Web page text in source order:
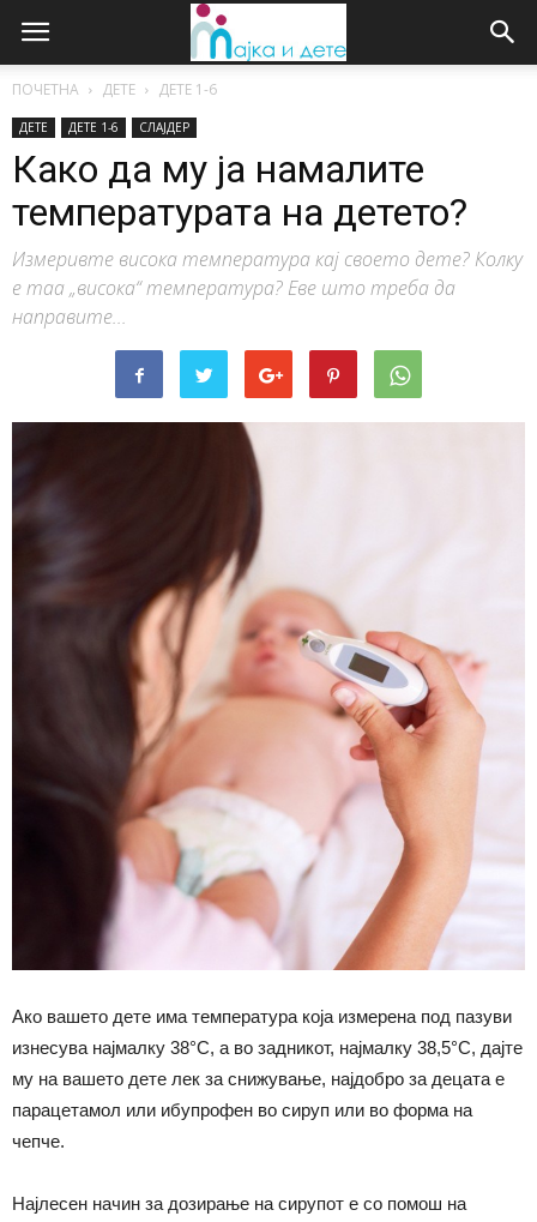
ПОЧЕТНА ДЕТЕ ДЕTE 1-6
ДЕТЕ ДЕTE 1-6 СЛАЈДЕР
Како да му ја намалите
температурата на детето?
Измеривте висока температура кај своето дете? Колку
е таа „висока“ температура? Еве што треба да
направите...
Ако вашето дете има температура која измерена под пазуви
изнесува најмалку 38°C, а во задникот, најмалку 38,5°C, дајте
му на вашето дете лек за снижување, најдобро за децата е
парацетамол или ибупрофен во сируп или во форма на
чепче.
Најлесен начин за дозирање на сирупот е со помош на